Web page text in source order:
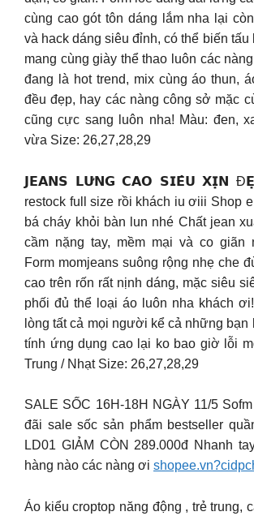
cùng cao gót tôn dáng lắm nha lại
và hack dáng siêu đỉnh, có thể biến tấu
mang cùng giày thể thao luôn các
đang là hot trend, mix cùng áo thun,
đều đẹp, hay các nàng công sở mặc
cũng cực sang luôn nha! Màu: đen,
vừa Size: 26,27,28,29
𝗝𝗘𝗔𝗡𝗦 𝗟𝗨̛𝗡𝗚 𝗖𝗔𝗢 𝗦𝗜𝗘̂𝗨 𝗫𝗜̣𝗡
restock full size rồi khách iu ơiii Shop
bá cháy khỏi bàn lun nhé Chất jean
cầm nặng tay, mềm mại và co giãn
Form momjeans suông rộng nhẹ che
cao trên rốn rất nịnh dáng, mặc siêu
phối đủ thể loại áo luôn nha khách
lòng tất cả mọi người kể cả những bạn
tính ứng dụng cao lại ko bao giờ lỗi
Trung / Nhạt Size: 26,27,28,29
SALE SỐC 16H-18H NGÀY 11/5
đãi sale sốc sản phẩm bestseller
LD01 GIẢM CÒN 289.000đ Nhanh
hàng nào các nàng ơi
Áo kiểu croptop năng động , trẻ trung,